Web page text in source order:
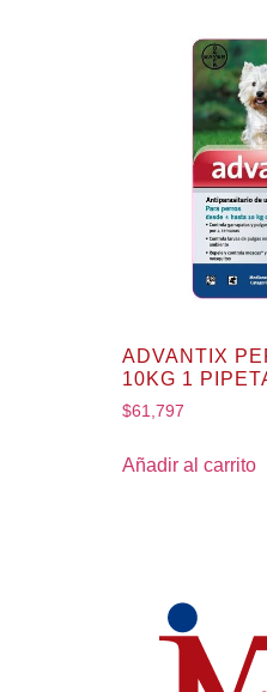
ADVANTIX
10KG 1
$61,797
Añadir al carrito